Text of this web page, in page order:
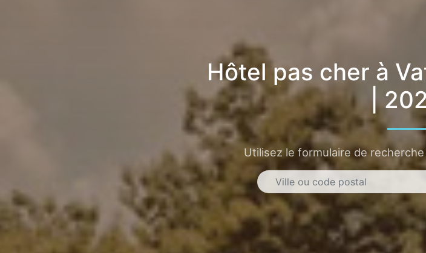
Hôtel pas cher à
|
Utilisez le formulaire de